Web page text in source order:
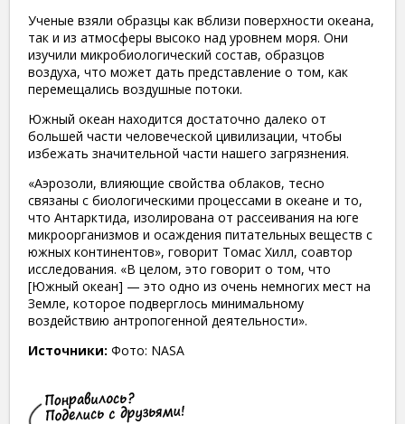
Ученые взяли образцы как вблизи поверхности океана,
так и из атмосферы высоко над уровнем моря. Они
изучили микробиологический состав, образцов
воздуха, что может дать представление о том, как
перемещались воздушные потоки.
Южный океан находится достаточно далеко от
большей части человеческой цивилизации, чтобы
избежать значительной части нашего загрязнения.
«Аэрозоли, влияющие свойства облаков, тесно
связаны с биологическими процессами в океане и то,
что Антарктида, изолирована от рассеивания на юге
микроорганизмов и осаждения питательных веществ с
южных континентов», говорит Томас Хилл, соавтор
исследования. «В целом, это говорит о том, что
[Южный океан] — это одно из очень немногих мест на
Земле, которое подверглось минимальному
воздействию антропогенной деятельности».
Источники: Фото: NASA